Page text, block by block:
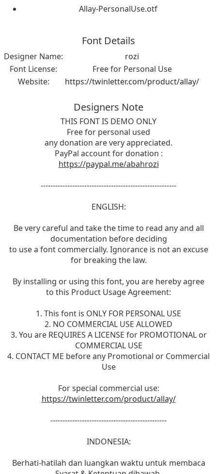
Allay-PersonalUse.otf
Font Details
Designer Name:
rozi
Font License:
Free for Personal Use
Website:
https://twinletter.com/product/allay/
Designers Note
THIS FONT IS DEMO ONLY
Free for personal used
any donation are very appreciated.
PayPal account for donation :
https://paypal.me/abahrozi
--------------------------------------------------------
ENGLISH:
Be very careful and take the time to read any and all
documentation before deciding
to use a font commercially. Ignorance is not an excuse
for breaking the law.
By installing or using this font, you are hereby agree
to this Product Usage Agreement:
1. This font is ONLY FOR PERSONAL USE
2. NO COMMERCIAL USE ALLOWED
3. You are REQUIRES A LICENSE for PROMOTIONAL or
COMMERCIAL USE
4. CONTACT ME before any Promotional or Commercial
Use
For special commercial use:
https://twinletter.com/product/allay/
------------------------------------------------
INDONESIA:
Berhati-hatilah dan luangkan waktu untuk membaca